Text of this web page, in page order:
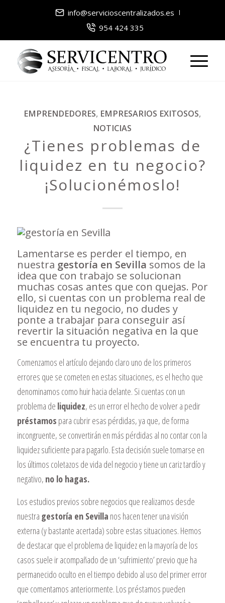
info@servicioscentralizados.es
954 424 335
EMPRENDEDORES, EMPRESARIOS EXITOSOS,
NOTICIAS
¿Tienes problemas de
liquidez en tu negocio?
¡Solucionémoslo!
Lamentarse es perder el tiempo, en
nuestra gestoría en Sevilla somos de la
idea que con trabajo se solucionan
muchas cosas antes que con quejas. Por
ello, si cuentas con un problema real de
liquidez en tu negocio, no dudes y
ponte a trabajar para conseguir así
revertir la situación negativa en la que
se encuentra tu proyecto.
Comenzamos el artículo dejando claro uno de los primeros
errores que se cometen en estas situaciones, es el hecho que
denominamos como huir hacia delante. Si cuentas con un
problema de liquidez, es un error el hecho de volver a pedir
préstamos para cubrir esas pérdidas, ya que, de forma
incongruente, se convertirán en más pérdidas al no contar con la
liquidez suficiente para pagarlo. Esta decisión suele tomarse en
los últimos coletazos de vida del negocio y tiene un cariz tardío y
negativo, no lo hagas.
Los estudios previos sobre negocios que realizamos desde
nuestra gestoría en Sevilla nos hacen tener una visión
externa (y bastante acertada) sobre estas situaciones. Hemos
de destacar que el problema de liquidez en la mayoría de los
casos suele ir acompañado de un ‘sufrimiento’ previo que ha
permanecido oculto en el tiempo debido al uso del primer error
que comentamos anteriormente. Los préstamos pueden